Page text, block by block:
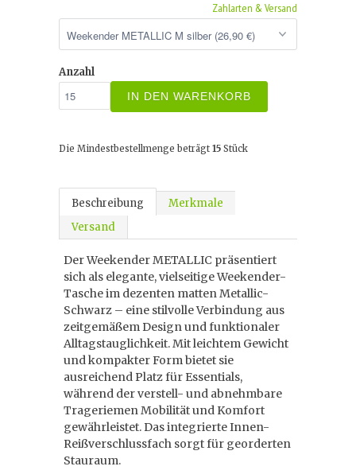
Zahlarten & Versand
Anzahl
IN DEN WARENKORB
Die Mindestbestellmenge beträgt 15 Stück
Beschreibung
Merkmale
Versand
Der Weekender METALLIC präsentiert
sich als elegante, vielseitige Weekender-
Tasche im dezenten matten Metallic-
Schwarz – eine stilvolle Verbindung aus
zeitgemäßem Design und funktionaler
Alltagstauglichkeit. Mit leichtem Gewicht
und kompakter Form bietet sie
ausreichend Platz für Essentials,
während der verstell- und abnehmbare
Trageriemen Mobilität und Komfort
gewährleistet. Das integrierte Innen-
Reißverschlussfach sorgt für georderten
Stauraum.